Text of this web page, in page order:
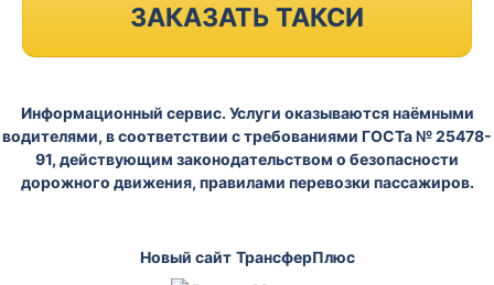
ЗАКАЗАТЬ ТАКСИ
Информационный сервис. Услуги оказываются наёмными
водителями, в соответствии с требованиями ГОСТа № 25478-
91, действующим законодательством о безопасности
дорожного движения, правилами перевозки пассажиров.
Новый сайт ТрансферПлюс